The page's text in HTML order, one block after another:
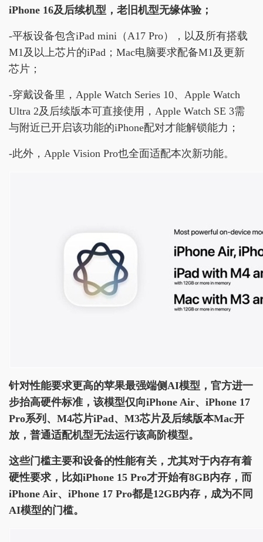
iPhone 16及后续机型，老旧机型无缘体验；
-平板设备包含iPad mini（A17 Pro），以及所有搭载
M1及以上芯片的iPad；Mac电脑要求配备M1及更新
芯片；
-穿戴设备里，Apple Watch Series 10、Apple Watch
Ultra 2及后续版本可直接使用，Apple Watch SE 3需
与附近已开启该功能的iPhone配对才能解锁能力；
-此外，Apple Vision Pro也全面适配本次新功能。
针对性能要求更高的苹果最强端侧AI模型，官方进一
步抬高硬件标准，该模型仅向iPhone Air、iPhone 17
Pro系列、M4芯片iPad、M3芯片及后续版本Mac开
放，普通适配机型无法运行该高阶模型。
这些门槛主要和设备的性能有关，尤其对于内存有着
硬性要求，比如iPhone 15 Pro才开始有8GB内存，而
iPhone Air、iPhone 17 Pro都是12GB内存，成为不同
AI模型的门槛。